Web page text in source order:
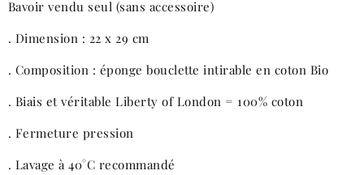
Bavoir vendu seul (sans accessoire)
. Dimension : 22 x 29 cm
. Composition : éponge bouclette intirable en coton Bio
. Biais et véritable Liberty of London = 100% coton
. Fermeture pression
. Lavage à 40°C recommandé